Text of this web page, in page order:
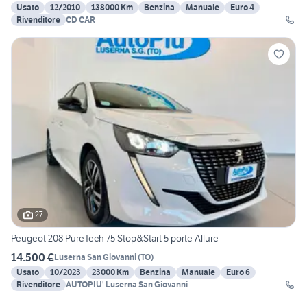
Usato
12/2010 138000 Km Benzina Manuale
Euro 4
Rivenditore CD CAR
27
Peugeot 208 PureTech 75 Stop&Start 5 porte Allure
14.500 €Luserna San Giovanni(TO)
Usato
10/2023 23000 Km Benzina Manuale
Euro 6
Rivenditore AUTOPIU' Luserna San Giovanni